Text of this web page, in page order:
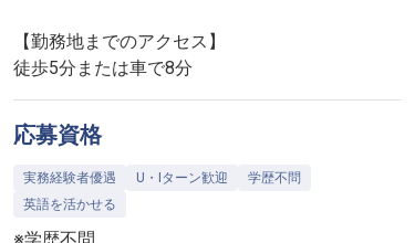
【勤務地までのアクセス】
徒歩5分または車で8分
応募資格
実務経験者優遇 U・Iターン歓迎
学歴不問
英語を活かせる